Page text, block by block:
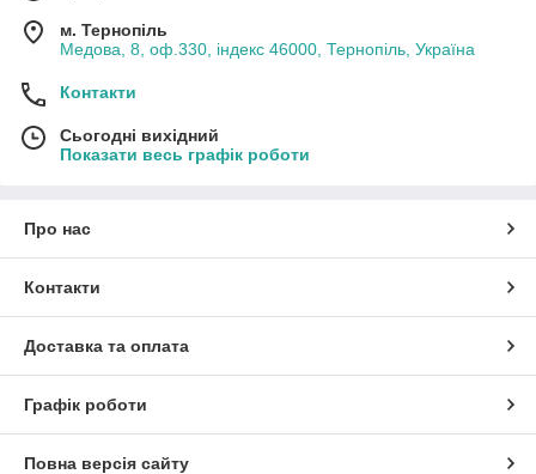
м. Тернопіль
Медова, 8, оф.330, індекс 46000, Тернопіль, Україна
Контакти
Сьогодні вихідний
Показати весь графік роботи
Про нас
Контакти
Доставка та оплата
Графік роботи
Повна версія сайту